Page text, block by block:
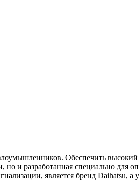
Обеспечить высокий
и разработанная специально для
является бренд Daihatsu, а